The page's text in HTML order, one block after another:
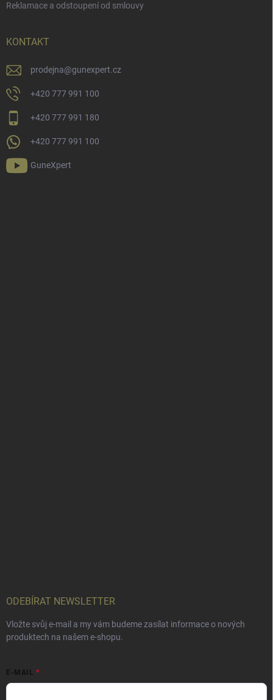
Reklamace a odstoupení od smlouvy
KONTAKT
prodejna@gunexpert.cz
+420 777 991 100
+420 777 991 180
+420 777 991 100
GuneXpert
ODEBÍRAT NEWSLETTER
Vložte svůj e-mail a my vám budeme zasílat informace o nových
produktech na našem e-shopu.
E-MAIL